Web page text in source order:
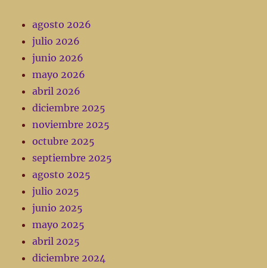
agosto 2026
julio 2026
junio 2026
mayo 2026
abril 2026
diciembre 2025
noviembre 2025
octubre 2025
septiembre 2025
agosto 2025
julio 2025
junio 2025
mayo 2025
abril 2025
diciembre 2024